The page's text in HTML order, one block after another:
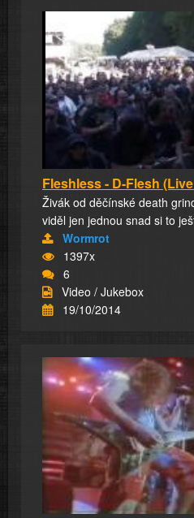
Fleshless - D-Flesh
Živák od děčínské death
viděl jen jednou snad si to
Wormrot
1397x
6
Video / Jukebox
19/10/2014